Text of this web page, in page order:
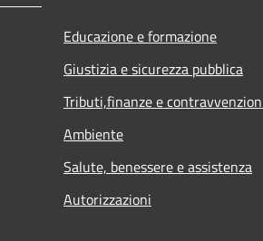
Educazione e formazione
Giustizia e sicurezza pubblica
Tributi,finanze e
Ambiente
Salute, benessere e assistenza
Autorizzazioni